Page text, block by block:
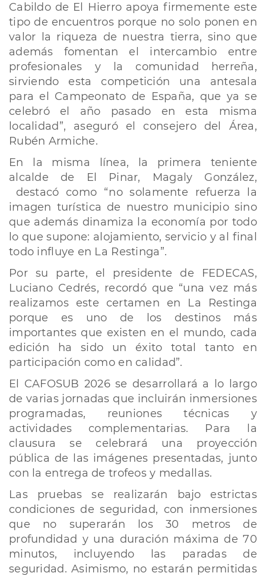
Cabildo de El Hierro apoya firmemente este
tipo de encuentros porque no solo ponen en
valor la riqueza de nuestra tierra, sino que
además fomentan el intercambio entre
profesionales y la comunidad herreña,
sirviendo esta competición una antesala
para el Campeonato de España, que ya se
celebró el año pasado en esta misma
localidad”, aseguró el consejero del Área,
Rubén Armiche.
En la misma línea, la primera teniente
alcalde de El Pinar, Magaly González,
destacó como “no solamente refuerza la
imagen turística de nuestro municipio sino
que además dinamiza la economía por todo
lo que supone: alojamiento, servicio y al final
todo influye en La Restinga”.
Por su parte, el presidente de FEDECAS,
Luciano Cedrés, recordó que “una vez más
realizamos este certamen en La Restinga
porque es uno de los destinos más
importantes que existen en el mundo, cada
edición ha sido un éxito total tanto en
participación como en calidad”.
El CAFOSUB 2026 se desarrollará a lo largo
de varias jornadas que incluirán inmersiones
programadas, reuniones técnicas y
actividades complementarias. Para la
clausura se celebrará una proyección
pública de las imágenes presentadas, junto
con la entrega de trofeos y medallas.
Las pruebas se realizarán bajo estrictas
condiciones de seguridad, con inmersiones
que no superarán los 30 metros de
profundidad y una duración máxima de 70
minutos, incluyendo las paradas de
seguridad. Asimismo, no estarán permitidas